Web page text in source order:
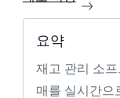
요약
재고 관리 소
매를 실시간으